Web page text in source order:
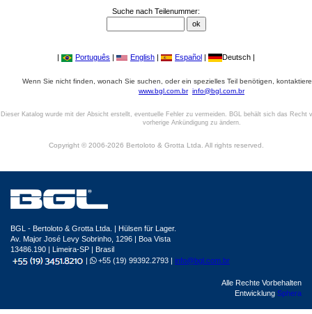
Suche nach Teilenummer:
| Português | English | Español | Deutsch |
Wenn Sie nicht finden, wonach Sie suchen, oder ein spezielles Teil benötigen,
www.bgl.com.br info@bgl.com.br
Dieser Katalog wurde mit der Absicht erstellt, eventuelle Fehler zu vermeiden. BGL behält sich das Recht
vorherige Ankündigung zu ändern.
Copyright © 2006-2026 Bertoloto & Grotta Ltda. All rights reserved.
BGL - Bertoloto & Grotta Ltda. | Hülsen für Lager.
Av. Major José Levy Sobrinho, 1296 | Boa Vista
13486.190 | Limeira-SP | Brasil
|
+55 (19) 99392.2793 | info@bgl.com.br
Alle Rechte Vorbehalten
Entwicklung Sphera